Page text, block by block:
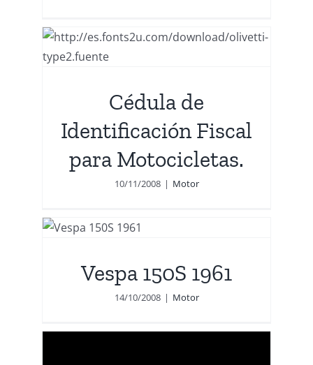
Cédula de
Identificación Fiscal
para Motocicletas.
10/11/2008 | Motor
Vespa 150S 1961
14/10/2008 | Motor